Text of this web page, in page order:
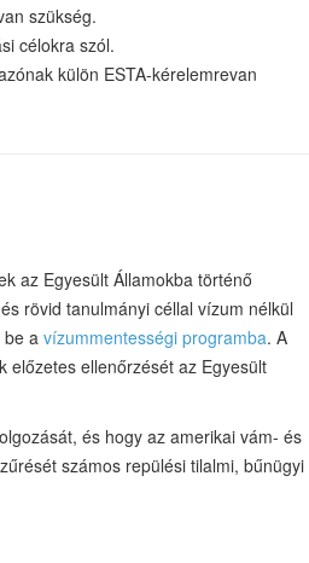
szükség.
célokra szól.
külön ESTA-kérelemrevan
az Egyesült Államokba történő
rövid tanulmányi céllal vízum nélkül
be a vízummentességi programba. A
előzetes ellenőrzését az Egyesült
és hogy az amerikai vám- és
számos repülési tilalmi, bűnügyi